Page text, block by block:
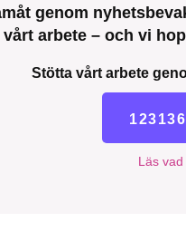
genom
vårt arbete – och vi
Stötta vårt arbete
Läs